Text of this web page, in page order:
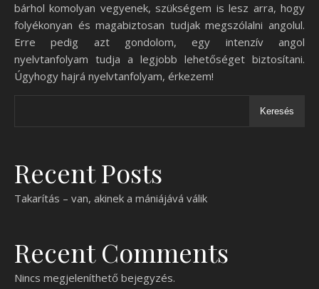
bárhol komolyan vegyenek, szükségem is lesz arra, hogy
folyékonyan és magabiztosan tudjak megszólalni angolul.
Erre pedig azt gondolom, egy intenzív angol
nyelvtanfolyam tudja a legjobb lehetőséget biztosítani.
Úgyhogy hajrá nyelvtanfolyam, érkezem!
Keresés
Recent Posts
Takarítás – van, akinek a mániájává válik
Recent Comments
Nincs megjeleníthető bejegyzés.